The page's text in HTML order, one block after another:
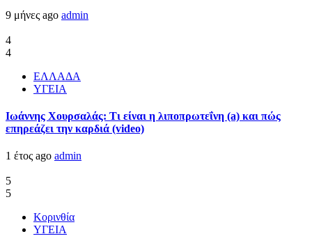
9 μήνες ago admin
4
4
ΕΛΛΑΔΑ
ΥΓΕΙΑ
Ιωάννης Χουρσαλάς: Τι είναι η λιποπρωτεΐνη (a) και πώς
επηρεάζει την καρδιά (video)
1 έτος ago admin
5
5
Κορινθία
ΥΓΕΙΑ